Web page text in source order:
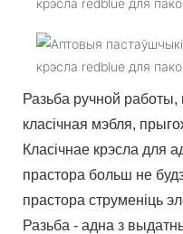
Разьба ручной
класічная мэбля,
Класічнае крэсла для
прастора больш не
прастора струменіць
Разьба - адна з